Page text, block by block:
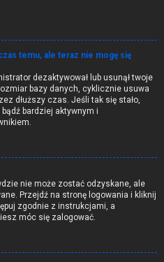
temu, ale teraz nie mogę się
dezaktywował lub usunął twoje
bazy danych, cyklicznie usuwa
dłuższy czas. Jeśli tak się stało,
bardziej aktywnym i
nie może zostać odzyskane, ale
Przejdź na stronę logowania i kliknij
zgodnie z instrukcjami, a
móc się zalogować.